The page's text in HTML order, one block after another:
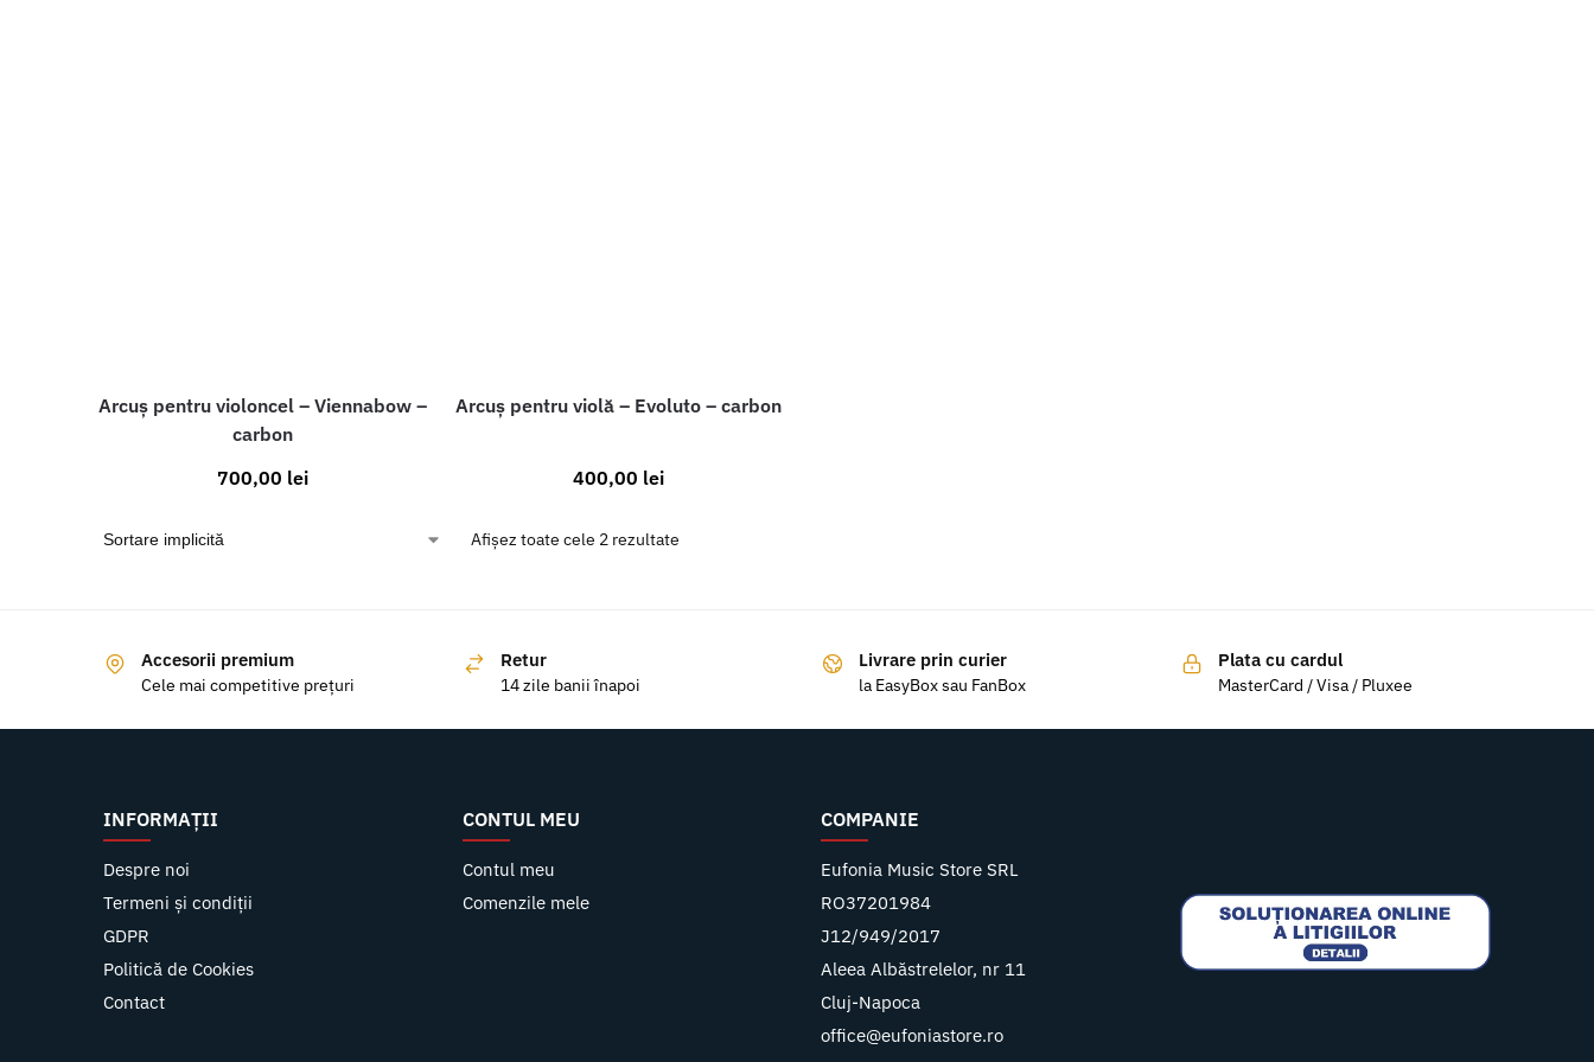
Arcuș pentru violoncel – Viennabow –
carbon
700,00 lei
Arcuș pentru violă – Evoluto – carbon
400,00 lei
Afișez toate cele 2 rezultate
Accesorii premium
Cele mai competitive prețuri
Retur
14 zile banii înapoi
Livrare prin curier
la EasyBox sau FanBox
Plata cu cardul
MasterCard / Visa / Pluxee
INFORMAȚII
Despre noi
Termeni și condiții
GDPR
Politică de Cookies
Contact
CONTUL MEU
Contul meu
Comenzile mele
COMPANIE
Eufonia Music Store SRL
RO37201984
J12/949/2017
Aleea Albăstrelelor, nr 11
Cluj-Napoca
office@eufoniastore.ro